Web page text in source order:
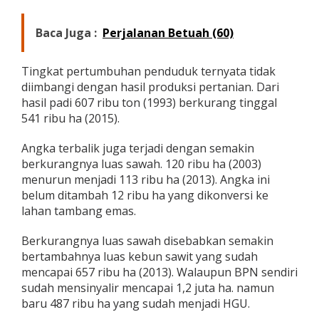
Baca Juga : Perjalanan Betuah (60)
Tingkat pertumbuhan penduduk ternyata tidak
diimbangi dengan hasil produksi pertanian. Dari
hasil padi 607 ribu ton (1993) berkurang tinggal
541 ribu ha (2015).
Angka terbalik juga terjadi dengan semakin
berkurangnya luas sawah. 120 ribu ha (2003)
menurun menjadi 113 ribu ha (2013). Angka ini
belum ditambah 12 ribu ha yang dikonversi ke
lahan tambang emas.
Berkurangnya luas sawah disebabkan semakin
bertambahnya luas kebun sawit yang sudah
mencapai 657 ribu ha (2013). Walaupun BPN sendiri
sudah mensinyalir mencapai 1,2 juta ha. namun
baru 487 ribu ha yang sudah menjadi HGU.